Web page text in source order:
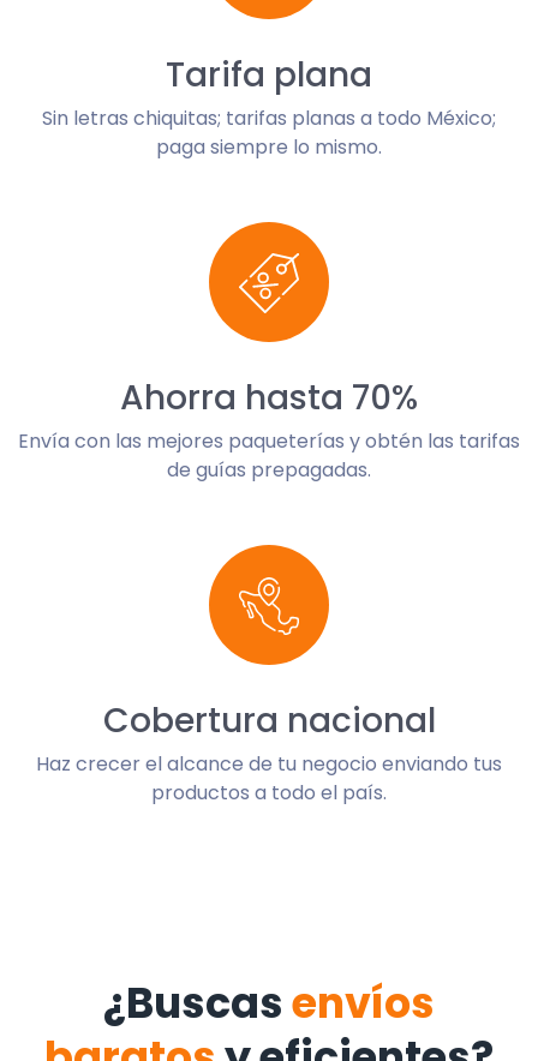
Tarifa plana
Sin letras chiquitas; tarifas planas a todo México;
paga siempre lo mismo.
Ahorra hasta 70%
Envía con las mejores paqueterías y obtén las tarifas
de guías prepagadas.
Cobertura nacional
Haz crecer el alcance de tu negocio enviando tus
productos a todo el país.
¿Buscasenvíos